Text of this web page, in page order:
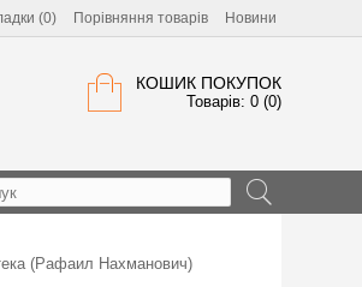
(0) Порівняння товарів Новини
КОШИК ПОКУПОК
Товарів: 0 (0)
(Рафаил Нахманович)